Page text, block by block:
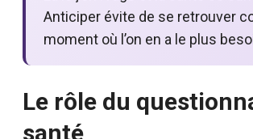
Anticiper évite de se retrouver
moment où l’on en a le plus
Le rôle du
santé